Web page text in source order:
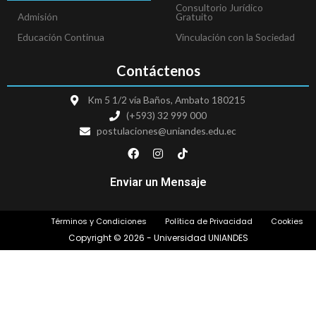
Admisión
Educación Continua
Consultorio Jurídico
Gratuito
Vinculación con la Sociedad
Contáctenos
Km 5 1/2 vía Baños, Ambato 180215
(+593) 32 999 000
postulaciones@uniandes.edu.ec
F
a
e
o
k
I
n
t
r
m
T
i
t
Enviar un Mensaje
Copyright © 2026 - Universidad UNIANDES
Términos y Condiciones Política de Privacidad Cookies